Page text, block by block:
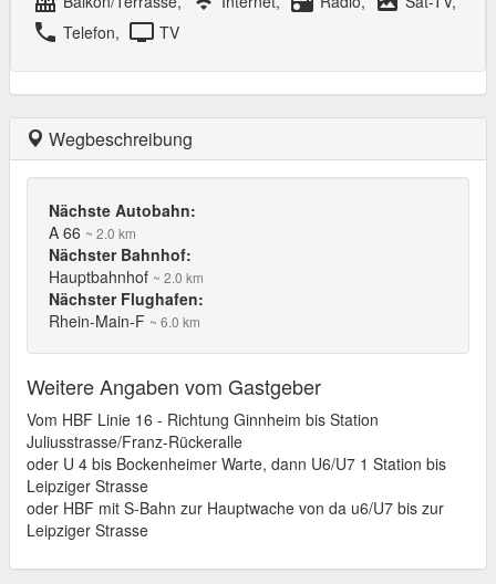
local_phone Telefon, tv TV
Wegbeschreibung
Nächste Autobahn:
A 66 ~ 2.0 km
Nächster Bahnhof:
Hauptbahnhof ~ 2.0 km
Nächster Flughafen:
Rhein-Main-F ~ 6.0 km
Weitere Angaben vom Gastgeber
Vom HBF Linie 16 - Richtung Ginnheim bis Station
Juliusstrasse/Franz-Rückeralle
oder U 4 bis Bockenheimer Warte, dann U6/U7 1 Station bis
Leipziger Strasse
oder HBF mit S-Bahn zur Hauptwache von da u6/U7 bis zur
Leipziger Strasse